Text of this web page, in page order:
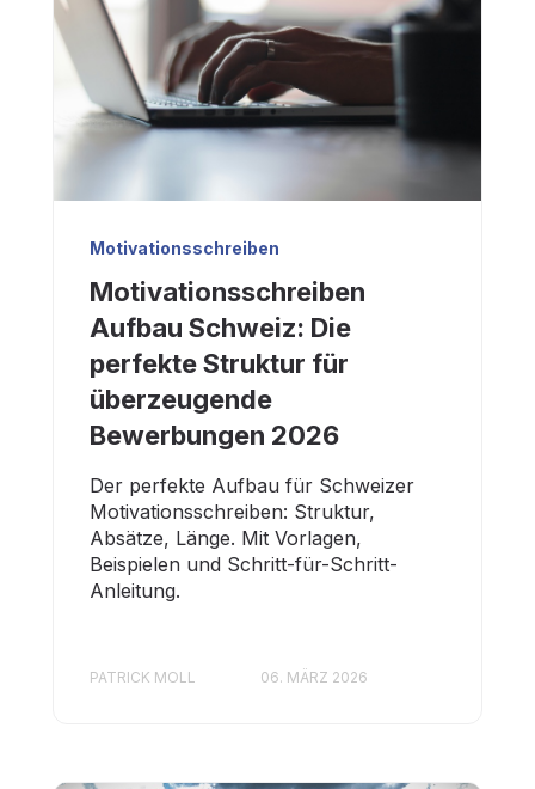
Motivationsschreiben
Motivationsschreiben
Aufbau Schweiz: Die
perfekte Struktur für
überzeugende
Bewerbungen 2026
Der perfekte Aufbau für Schweizer
Motivationsschreiben: Struktur,
Absätze, Länge. Mit Vorlagen,
Beispielen und Schritt-für-Schritt-
Anleitung.
PATRICK MOLL 06. MÄRZ 2026